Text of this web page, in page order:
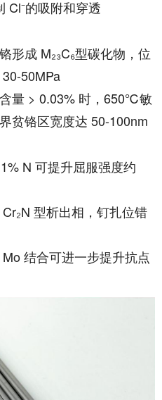
Cl⁻的吸附和穿透
形成 M₂₃C₆型碳化物，位
50MPa
量 > 0.03% 时，650℃敏
贫铬区宽度达 50-100nm
N 可提升屈服强度约
型析出相，钉扎位错
结合可进一步提升抗点